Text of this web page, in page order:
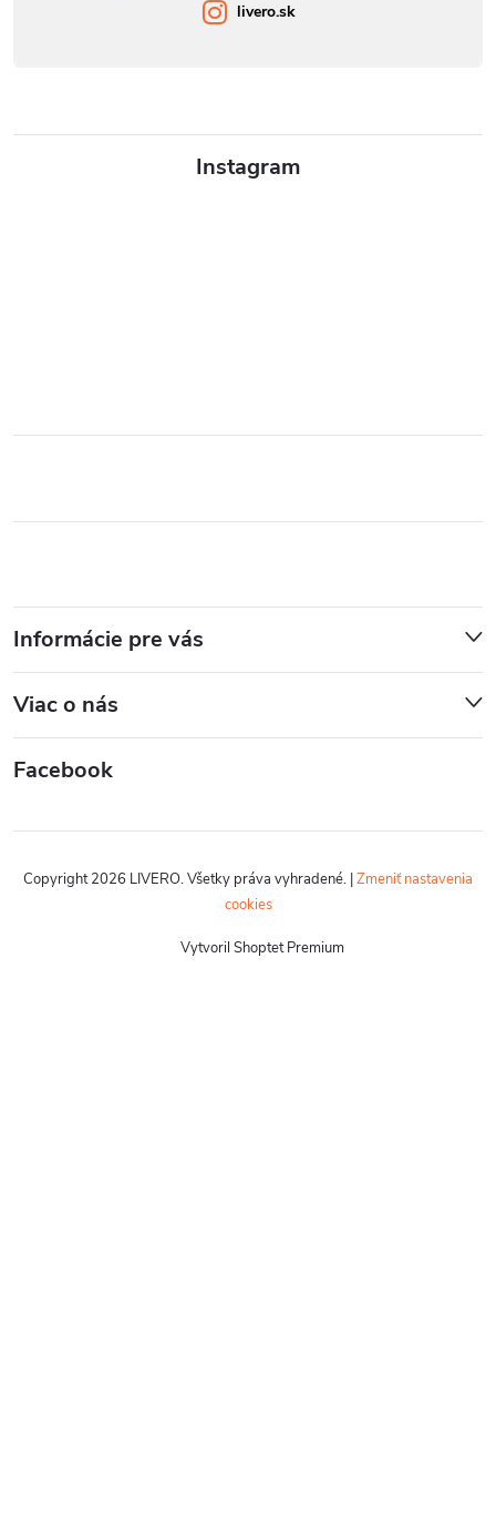
Instagram
Informácie pre vás
Viac o nás
Facebook
livero.sk
Vytvoril Shoptet Premium
Copyright 2026 LIVERO. Všetky práva vyhradené. |Zmeniť nastavenia
cookies